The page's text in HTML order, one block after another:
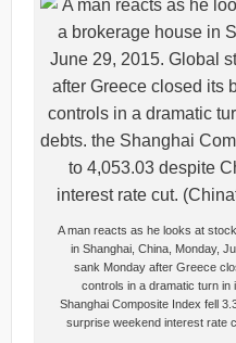
A man reacts as he looks at
in Shanghai, China, Monday,
sank Monday after Greece
controls in a dramatic turn in
Shanghai Composite Index fell
surprise weekend interest rate